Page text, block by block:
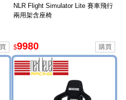
NLR Flight Simulator Lite 賽車飛行
兩用架含座椅
$9980